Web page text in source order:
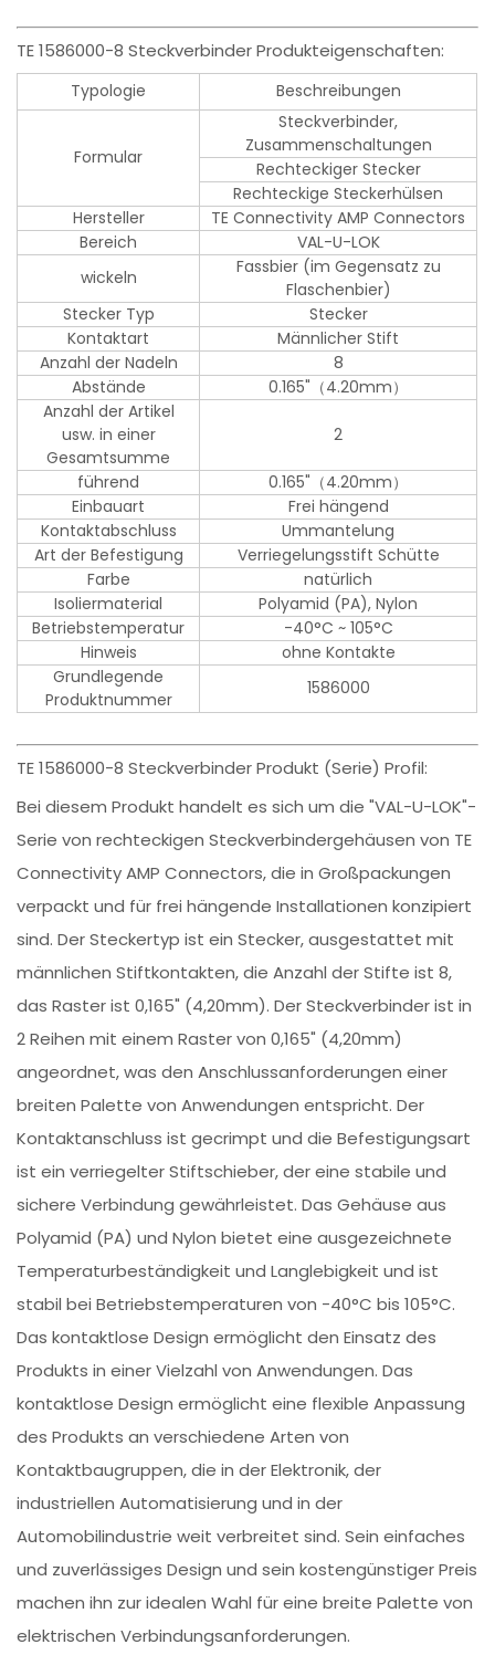
TE 1586000-8 Steckverbinder Produkteigenschaften:
Typologie Beschreibungen
Formular
Steckverbinder,
Zusammenschaltungen
Rechteckiger Stecker
Rechteckige Steckerhülsen
Hersteller
TE Connectivity AMP Connectors
Bereich
VAL-U-LOK
wickeln
Fassbier (im Gegensatz zu
Flaschenbier)
Stecker Typ
Stecker
Kontaktart
Männlicher Stift
Anzahl der Nadeln
8
Abstände
0.165"（4.20mm）
Anzahl der Artikel
usw. in einer
Gesamtsumme
2
führend
0.165"（4.20mm）
Einbauart
Frei hängend
Kontaktabschluss
Ummantelung
Art der Befestigung
Verriegelungsstift Schütte
Farbe
natürlich
Isoliermaterial
Polyamid (PA), Nylon
Betriebstemperatur
-40°C ~ 105°C
Hinweis
ohne Kontakte
Grundlegende
Produktnummer
1586000
TE 1586000-8 Steckverbinder Produkt (Serie) Profil:
Bei diesem Produkt handelt es sich um die "VAL-U-LOK"-
Serie von rechteckigen Steckverbindergehäusen von TE
Connectivity AMP Connectors, die in Großpackungen
verpackt und für frei hängende Installationen konzipiert
sind. Der Steckertyp ist ein Stecker, ausgestattet mit
männlichen Stiftkontakten, die Anzahl der Stifte ist 8,
das Raster ist 0,165" (4,20mm). Der Steckverbinder ist in
2 Reihen mit einem Raster von 0,165" (4,20mm)
angeordnet, was den Anschlussanforderungen einer
breiten Palette von Anwendungen entspricht. Der
Kontaktanschluss ist gecrimpt und die Befestigungsart
ist ein verriegelter Stiftschieber, der eine stabile und
sichere Verbindung gewährleistet. Das Gehäuse aus
Polyamid (PA) und Nylon bietet eine ausgezeichnete
Temperaturbeständigkeit und Langlebigkeit und ist
stabil bei Betriebstemperaturen von -40°C bis 105°C.
Das kontaktlose Design ermöglicht den Einsatz des
Produkts in einer Vielzahl von Anwendungen. Das
kontaktlose Design ermöglicht eine flexible Anpassung
des Produkts an verschiedene Arten von
Kontaktbaugruppen, die in der Elektronik, der
industriellen Automatisierung und in der
Automobilindustrie weit verbreitet sind. Sein einfaches
und zuverlässiges Design und sein kostengünstiger Preis
machen ihn zur idealen Wahl für eine breite Palette von
elektrischen Verbindungsanforderungen.